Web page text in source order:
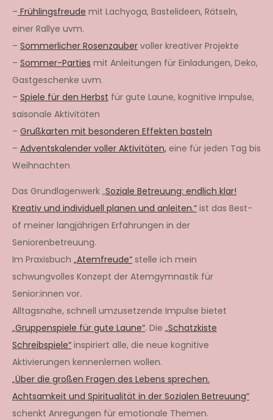
– Frühlingsfreude mit Lachyoga, Bastelideen, Rätseln,
einer Rallye uvm.
– Sommerlicher Rosenzauber voller kreativer Projekte
– Sommer-Parties mit Anleitungen für Einladungen, Deko,
Gastgeschenke uvm.
– Spiele für den Herbst für gute Laune, kognitive Impulse,
saisonale Aktivitäten
– Grußkarten mit besonderen Effekten basteln
– Adventskalender voller Aktivitäten, eine für jeden Tag bis
Weihnachten
Das Grundlagenwerk „Soziale Betreuung: endlich klar!
Kreativ und individuell planen und anleiten.“ ist das Best-
of meiner langjährigen Erfahrungen in der
Seniorenbetreuung.
Im Praxisbuch „Atemfreude“ stelle ich mein
schwungvolles Konzept der Atemgymnastik für
Senior:innen vor.
Alltagsnahe, schnell umzusetzende Impulse bietet
„Gruppenspiele für gute Laune“. Die „Schatzkiste
Schreibspiele“ inspiriert alle, die neue kognitive
Aktivierungen kennenlernen wollen.
„Über die großen Fragen des Lebens sprechen.
Achtsamkeit und Spiritualität in der Sozialen Betreuung“
schenkt Anregungen für emotionale Themen.